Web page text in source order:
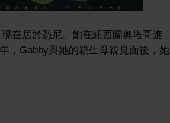
在居於悉尼。她在紐西蘭奧塔哥進
，Gabby與她的親生母親見面後，她